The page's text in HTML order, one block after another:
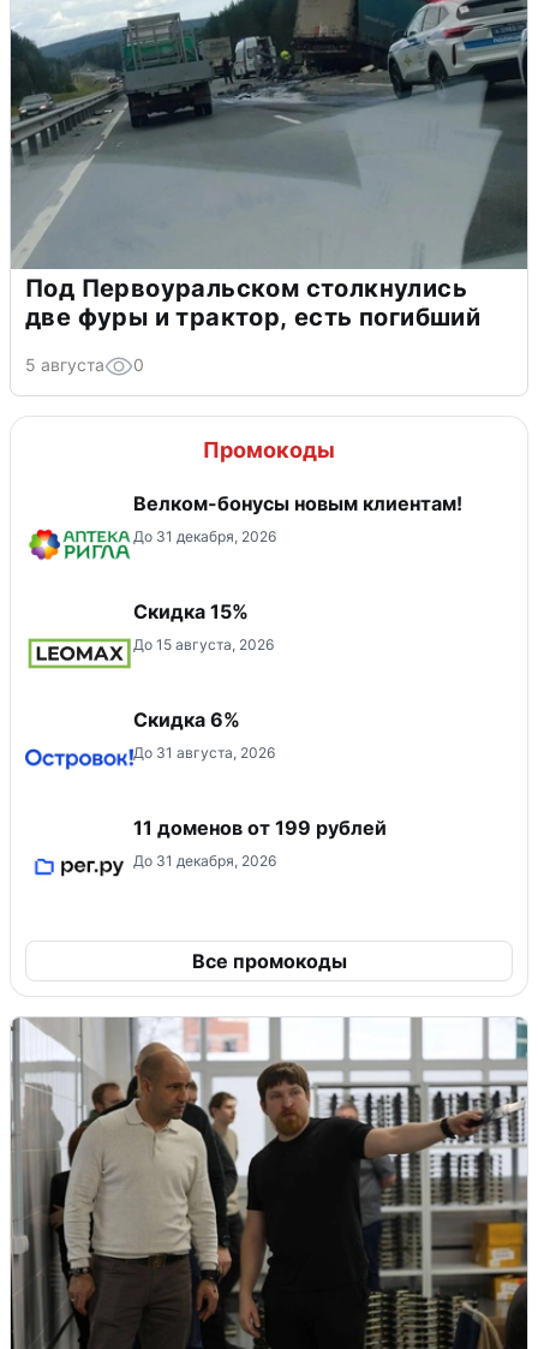
Под Первоуральском столкнулись
две фуры и трактор, есть погибший
5 августа 0
Промокоды
Велком-бонусы новым клиентам!
До 31 декабря, 2026
Скидка 15%
До 15 августа, 2026
Скидка 6%
До 31 августа, 2026
11 доменов от 199 рублей
До 31 декабря, 2026
Все промокоды